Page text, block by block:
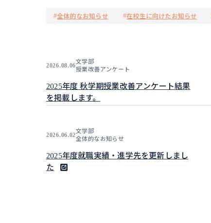
#全体的なお知らせ #在校生に向けたお知らせ
2026.08.06
文学部
授業改善アンケート
2025年度 秋学期授業改善アンケート結果
を掲載します。
2026.06.02
文学部
全体的なお知らせ
2025年度就職実績・進学先を更新しまし
た